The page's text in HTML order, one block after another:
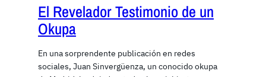
El Revelador Testimonio de un
Okupa
En una sorprendente publicación en redes
sociales, Juan Sinvergüenza, un conocido okupa